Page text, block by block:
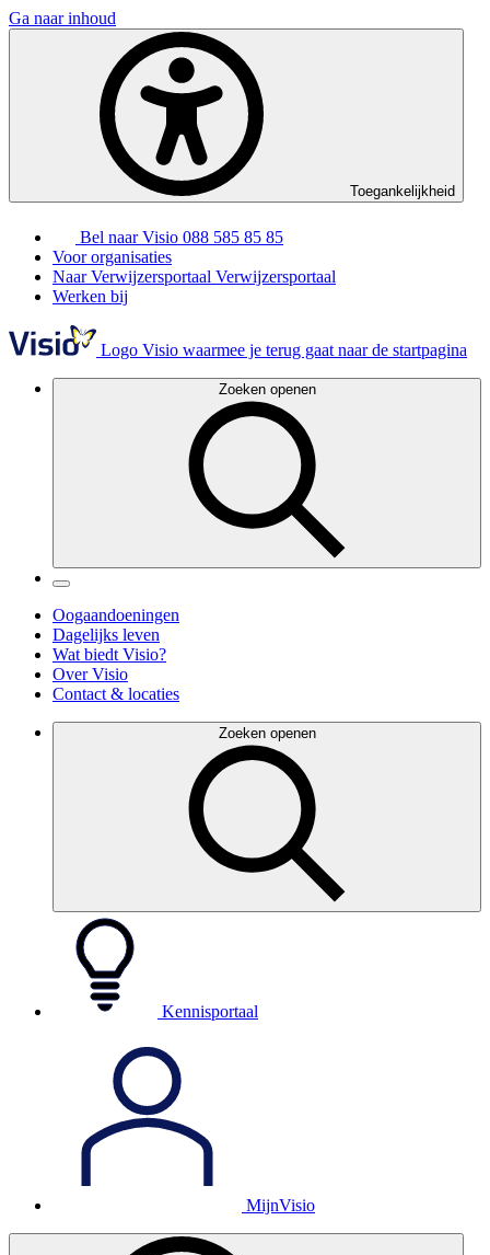
Ga naar inhoud
Toegankelijkheid
Bel naar Visio 088 585 85 85
Voor organisaties
Naar Verwijzersportaal Verwijzersportaal
Werken bij
Logo Visio waarmee je terug gaat naar de startpagina
Zoeken openen
Oogaandoeningen
Dagelijks leven
Wat biedt Visio?
Over Visio
Contact & locaties
Zoeken openen
Kennisportaal
MijnVisio